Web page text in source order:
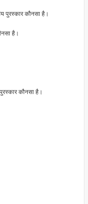
पुरस्कार कौनसा है।
है।
कौनसा है।